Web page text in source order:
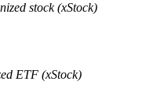
stock (xStock)
ETF (xStock)